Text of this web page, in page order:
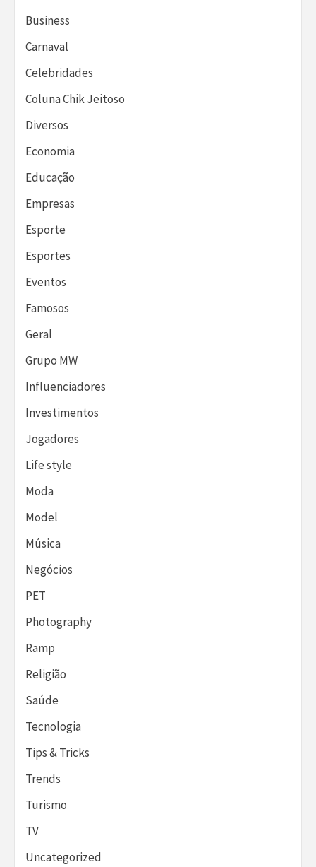
Business
Carnaval
Celebridades
Coluna Chik Jeitoso
Diversos
Economia
Educação
Empresas
Esporte
Esportes
Eventos
Famosos
Geral
Grupo MW
Influenciadores
Investimentos
Jogadores
Life style
Moda
Model
Música
Negócios
PET
Photography
Ramp
Religião
Saúde
Tecnologia
Tips & Tricks
Trends
Turismo
TV
Uncategorized